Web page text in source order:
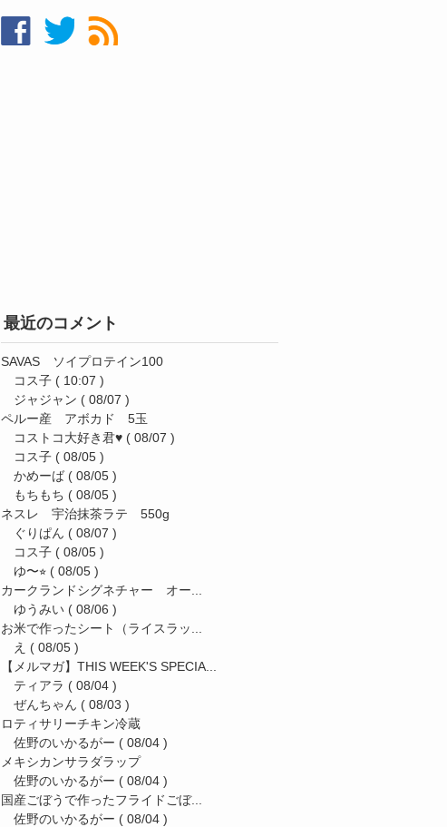
ブ
最近のコメント
SAVAS ソイプロテイン100
コス子 ( 10:07 )
ジャジャン ( 08/07 )
ペルー産 アボカド 5玉
コストコ大好き君♥️ ( 08/07 )
コス子 ( 08/05 )
かめーば ( 08/05 )
もちもち ( 08/05 )
ネスレ 宇治抹茶ラテ 550g
ぐりぱん ( 08/07 )
コス子 ( 08/05 )
ゆ〜⭐︎ ( 08/05 )
カークランドシグネチャー オー...
ゆうみい ( 08/06 )
お米で作ったシート（ライスラッ...
え ( 08/05 )
【メルマガ】THIS WEEK'S SPECIA...
ティアラ ( 08/04 )
ぜんちゃん ( 08/03 )
ロティサリーチキン冷蔵
佐野のいかるがー ( 08/04 )
メキシカンサラダラップ
佐野のいかるがー ( 08/04 )
国産ごぼうで作ったフライドごぼ...
佐野のいかるがー ( 08/04 )